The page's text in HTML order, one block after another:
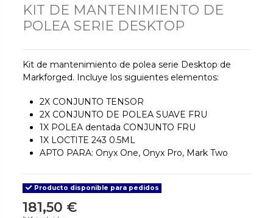
KIT DE MANTENIMIENTO DE
POLEA SERIE DESKTOP
Kit de mantenimiento de polea serie Desktop de
Markforged. Incluye los siguientes elementos:
2X CONJUNTO TENSOR
2X CONJUNTO DE POLEA SUAVE FRU
1X POLEA dentada CONJUNTO FRU
1X LOCTITE 243 0.5ML
APTO PARA: Onyx One, Onyx Pro, Mark Two
Producto disponible para pedidos
181,50 €